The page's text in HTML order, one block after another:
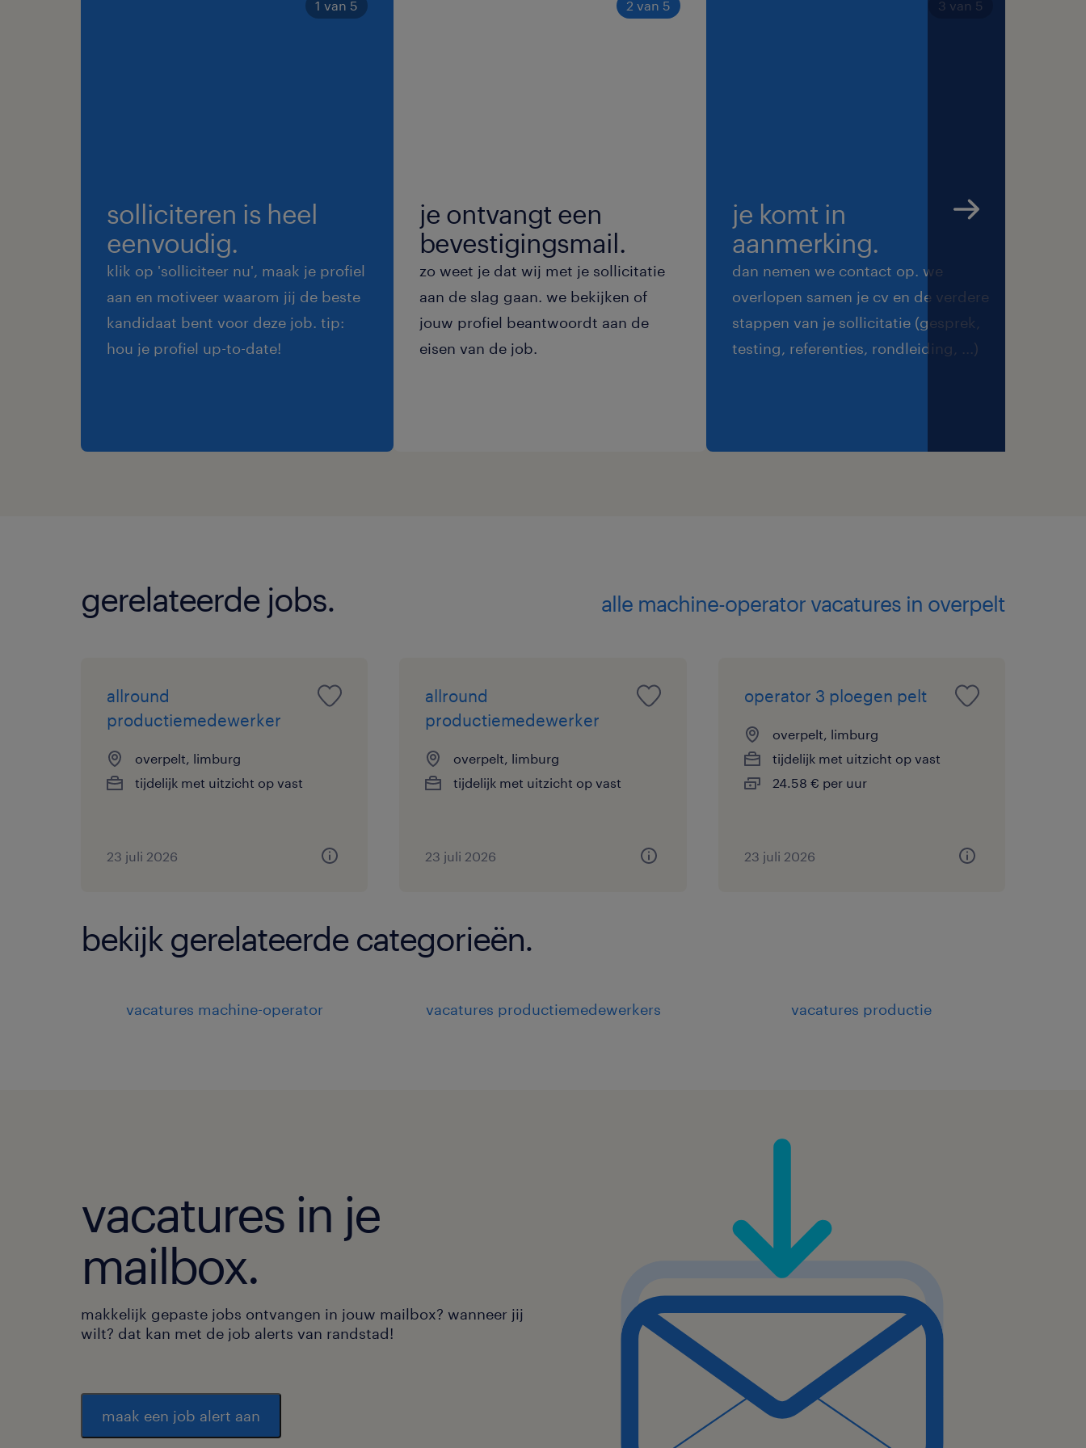
1 van 5
solliciteren is heel
eenvoudig.
klik op 'solliciteer nu', maak je profiel
aan en motiveer waarom jij de beste
kandidaat bent voor deze job. tip:
hou je profiel up-to-date!
2 van 5
je ontvangt een
bevestigingsmail.
zo weet je dat wij met je sollicitatie
aan de slag gaan. we bekijken of
jouw profiel beantwoordt aan de
eisen van de job.
3 van 5
je komt in
aanmerking.
dan nemen we contact op. we
overlopen samen je cv en de verdere
stappen van je sollicitatie (gesprek,
testing, referenties, rondleiding, ...)
gerelateerde jobs. alle machine-operator vacatures in overpelt
allround
productiemedewerker
overpelt, limburg
tijdelijk met uitzicht op vast
23 juli 2026
allround
productiemedewerker
overpelt, limburg
tijdelijk met uitzicht op vast
23 juli 2026
operator 3 ploegen pelt
overpelt, limburg
tijdelijk met uitzicht op vast
24.58 € per uur
23 juli 2026
bekijk gerelateerde categorieën.
vacatures machine-operator vacatures productiemedewerkers vacatures productie
vacatures in je
mailbox.
makkelijk gepaste jobs ontvangen in jouw mailbox? wanneer jij
wilt? dat kan met de job alerts van randstad!
maak een job alert aan